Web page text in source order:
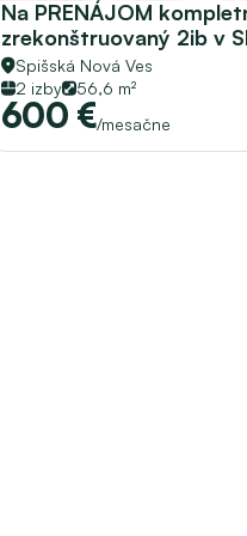
Na PRENÁJOM
zrekonštruovaný 2ib v
sídl.Mier
Spišská Nová Ves
2 izby
56,6 m²
600 €/mesačne